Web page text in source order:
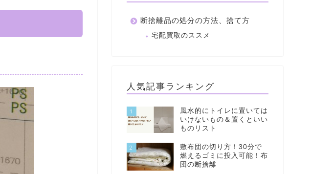
断捨離品の処分の方法、捨て方
宅配買取のススメ
人気記事ランキング
1
風水的にトイレに置いては
いけないもの＆置くといい
ものリスト
2
敷布団の切り方！30分で
燃えるゴミに投入可能！布
団の断捨離